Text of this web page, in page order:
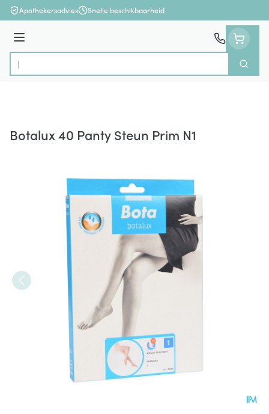
Ga naar de inhoud
Apothekersadvies Snelle beschikbaarheid
Menu
Product, merk, categorie...
Zoek
Botalux 40 Panty Steun Prim N1